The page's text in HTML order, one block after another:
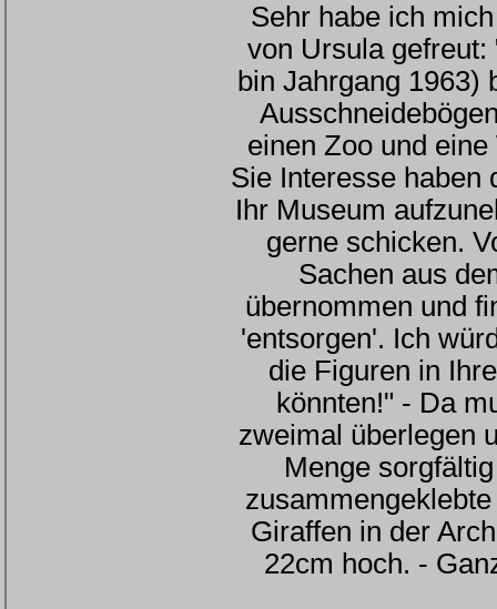
Sehr habe ich
von Ursula
bin Jahrgang 1963)
einen Zoo und
Sie Interesse haben
Ihr Museum
gerne schicken.
Sachen aus
übernommen und
'entsorgen'. Ich
die Figuren in
könnten!" - Da
zweimal überlegen
Menge
Giraffen in der
22cm hoch. -